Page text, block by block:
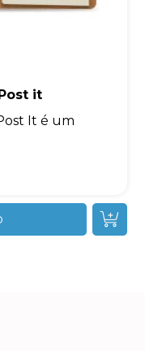
it
It é um